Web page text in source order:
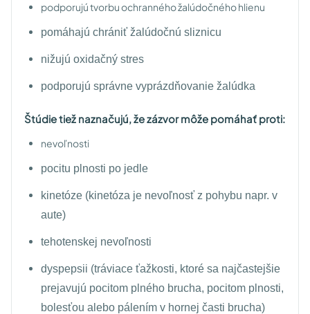
podporujú tvorbu ochranného žalúdočného hlienu
pomáhajú chrániť žalúdočnú sliznicu
nižujú oxidačný stres
podporujú správne vyprázdňovanie žalúdka
Štúdie tiež naznačujú, že zázvor môže pomáhať proti:
nevoľnosti
pocitu plnosti po jedle
kinetóze (kinetóza je nevoľnosť z pohybu napr. v
aute)
tehotenskej nevoľnosti
dyspepsii (tráviace ťažkosti, ktoré sa najčastejšie
prejavujú pocitom plného brucha, pocitom plnosti,
bolesťou alebo pálením v hornej časti brucha)